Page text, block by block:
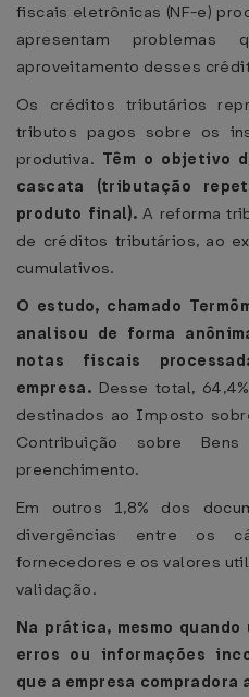
fiscais eletrônicas (NF-e)
apresentam
aproveitamento desses
Os créditos tributários
tributos pagos sobre os
produtiva. Têm o objetivo
cascata (tributação
produto final). A reforma
de créditos tributários, ao
cumulativos.
O estudo, chamado
analisou de forma
notas fiscais
empresa. Desse total,
destinados ao Imposto
Contribuição sobre
preenchimento.
Em outros 1,8% dos
divergências entre os
fornecedores e os valores
validação.
Na prática, mesmo
erros ou informações
que a empresa